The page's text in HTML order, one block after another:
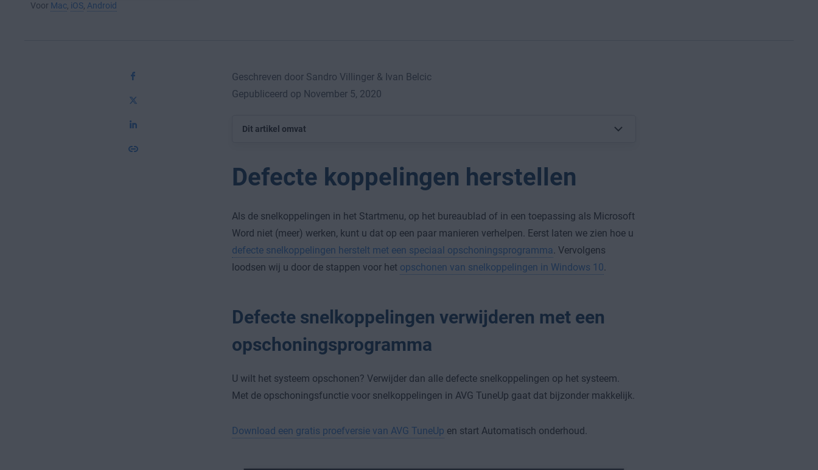
Voor Mac iOS Android
Geschreven door Sandro Villinger & Ivan Belcic
Gepubliceerd op November 5, 2020
Dit artikel omvat
Defecte koppelingen herstellen
Als de snelkoppelingen in het Startmenu, op het bureaublad of in een toepassing als Microsoft
Word niet (meer) werken, kunt u dat op een paar manieren verhelpen. Eerst laten we zien hoe u
defecte snelkoppelingen herstelt met een speciaal opschoningsprogramma. Vervolgens
loodsen wij u door de stappen voor het opschonen van snelkoppelingen in Windows 10.
Defecte snelkoppelingen verwijderen met een
opschoningsprogramma
U wilt het systeem opschonen? Verwijder dan alle defecte snelkoppelingen op het systeem.
Met de opschoningsfunctie voor snelkoppelingen in AVG TuneUp gaat dat bijzonder makkelijk.
Download een gratis proefversie van AVG TuneUp en start Automatisch onderhoud.